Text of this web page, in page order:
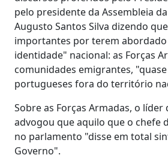
pelo presidente da Assembleia
Augusto Santos Silva dizendo
importantes por terem abordado
identidade" nacional: as Forças
comunidades emigrantes,
portugueses fora do território
Sobre as Forças Armadas, o líder
advogou que aquilo que o chefe
no parlamento "disse em total
Governo".